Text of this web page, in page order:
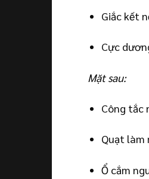
Giắc kết
Cực
Mặt sau:
Công tắc
Quạt làm
Ổ cắm